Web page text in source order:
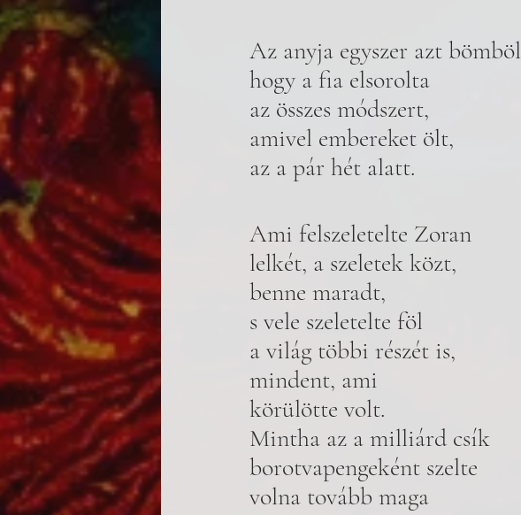
Az anyja egyszer azt
hogy a fia elsorolta
az összes módszert,
amivel embereket ölt,
az a pár hét alatt.
Ami felszeletelte Zoran
lelkét, a szeletek közt,
benne maradt,
s vele szeletelte föl
a világ többi részét is,
mindent, ami
körülötte volt.
Mintha az a milliárd csík
borotvapengeként szelte
volna tovább maga